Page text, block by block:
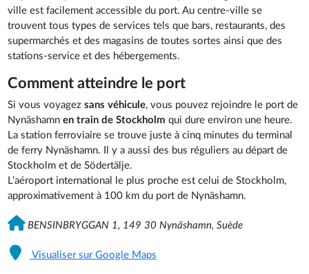
ville est facilement accessible du port. Au centre-ville se
trouvent tous types de services tels que bars, restaurants, des
supermarchés et des magasins de toutes sortes ainsi que des
stations-service et des hébergements.
Comment atteindre le port
Si vous voyagezsans véhicule, vous pouvez rejoindre le port de
Nynäshamnen train de Stockholmqui dure environ une heure.
La station ferroviaire se trouve juste à cinq minutes du terminal
de ferry Nynäshamn. Il y a aussi des bus réguliers au départ de
Stockholm et de Södertälje.
L’aéroport international le plus proche est celui de Stockholm,
approximativement à 100 km du port de Nynäshamn.
BENSINBRYGGAN 1, 149 30 Nynäshamn, Suède
Visualiser sur Google Maps